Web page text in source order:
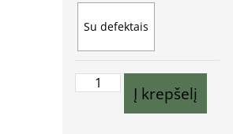
Su defektais
Į krepšelį